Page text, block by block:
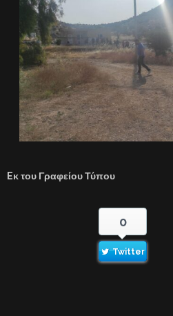
Eκ του Γραφείου Τύπου
0
Twitter